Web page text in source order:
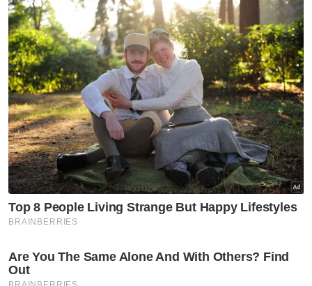
nama negara di persada antarabangsa.
tidak mencukupi jika dibandingkan dengan
pencapaian atlet negara yang semakin